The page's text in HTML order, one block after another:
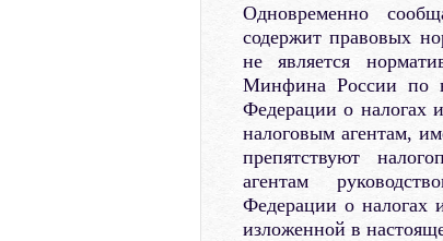
Одновременно
содержит правовых
не является
Минфина России по
Федерации о налогах
налоговым агентам,
препятствуют
агентам
Федерации о налогах
изложенной в